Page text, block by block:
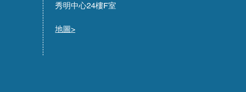
秀明中心24樓F室
地圖>